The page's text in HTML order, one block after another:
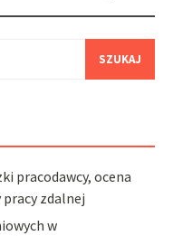
pracodawcy, ocena
zdalnej
w